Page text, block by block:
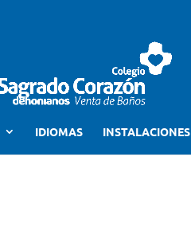
IDIOMAS INSTALACIONES